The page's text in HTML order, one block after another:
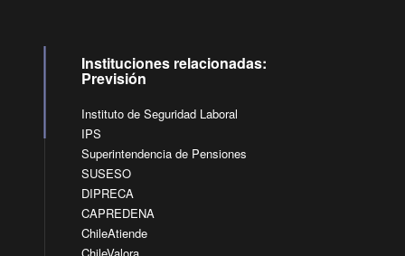
Instituciones relacionadas:
Previsión
Instituto de Seguridad Laboral
IPS
Superintendencia de Pensiones
SUSESO
DIPRECA
CAPREDENA
ChileAtiende